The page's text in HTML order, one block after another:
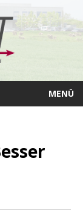
MENÜ